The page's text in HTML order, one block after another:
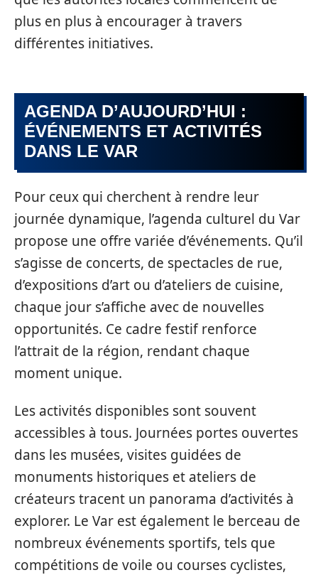
plus en plus à encourager à travers
différentes initiatives.
AGENDA D’AUJOURD’HUI :
ÉVÉNEMENTS ET ACTIVITÉS
DANS LE VAR
Pour ceux qui cherchent à rendre leur
journée dynamique, l’agenda culturel du Var
propose une offre variée d’événements. Qu’il
s’agisse de concerts, de spectacles de rue,
d’expositions d’art ou d’ateliers de cuisine,
chaque jour s’affiche avec de nouvelles
opportunités. Ce cadre festif renforce
l’attrait de la région, rendant chaque
moment unique.
Les activités disponibles sont souvent
accessibles à tous. Journées portes ouvertes
dans les musées, visites guidées de
monuments historiques et ateliers de
créateurs tracent un panorama d’activités à
explorer. Le Var est également le berceau de
nombreux événements sportifs, tels que
compétitions de voile ou courses cyclistes,